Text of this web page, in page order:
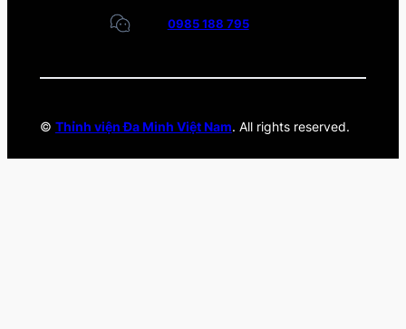
0985 188 795
© Thỉnh viện Đa Minh Việt Nam. All rights reserved.